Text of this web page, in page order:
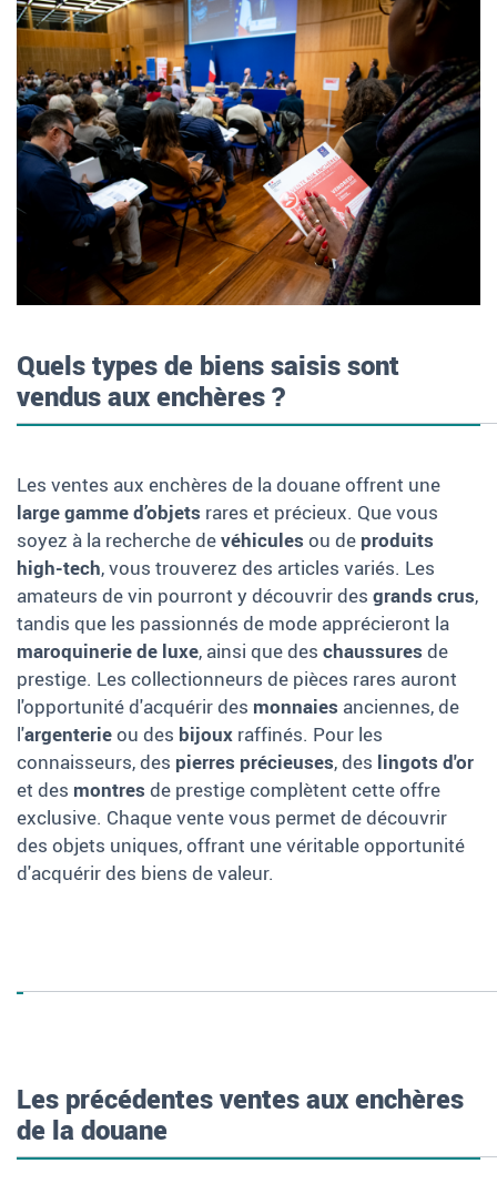
Quels types de biens saisis sont
vendus aux enchères ?
Les ventes aux enchères de la douane offrent une
large gamme d’objets rares et précieux. Que vous
soyez à la recherche devéhicules ou de produits
high-tech, vous trouverez des articles variés. Les
amateurs de vin pourront y découvrir des grands crus,
tandis que les passionnés de mode apprécieront la
maroquinerie de luxe, ainsi que des chaussures de
prestige. Les collectionneurs de pièces rares auront
l'opportunité d'acquérir des monnaies anciennes, de
l'argenterieou des bijoux raffinés. Pour les
connaisseurs, des pierres précieuses, des lingots d'or
et des montres de prestige complètent cette offre
exclusive. Chaque vente vous permet de découvrir
des objets uniques, offrant une véritable opportunité
d'acquérir des biens de valeur.
Les précédentes ventes aux enchères
de la douane